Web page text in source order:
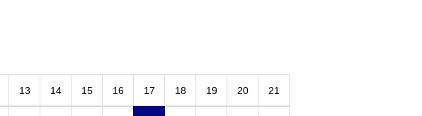
13 14 15 16 17 18 19 20 21